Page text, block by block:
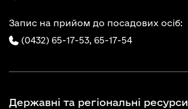
Запис на прийом до посадових осіб:
(0432) 65-17-53, 65-17-54
Державні та регіональні ресурси